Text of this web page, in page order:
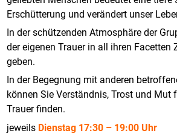
Erschütterung und verändert unser
In der schützenden Atmosphäre der
der eigenen Trauer in all ihren Facetten
geben.
In der Begegnung mit anderen
können Sie Verständnis, Trost und Mut
Trauer finden.
jeweils Dienstag 17:30 – 19:00 Uhr